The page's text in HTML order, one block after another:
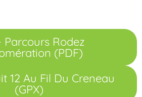
Parcours Rodez
(PDF)
12 Au Fil Du Creneau
(GPX)